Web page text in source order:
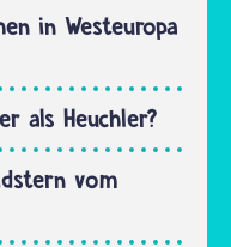
in Westeuropa
als Heuchler?
vom